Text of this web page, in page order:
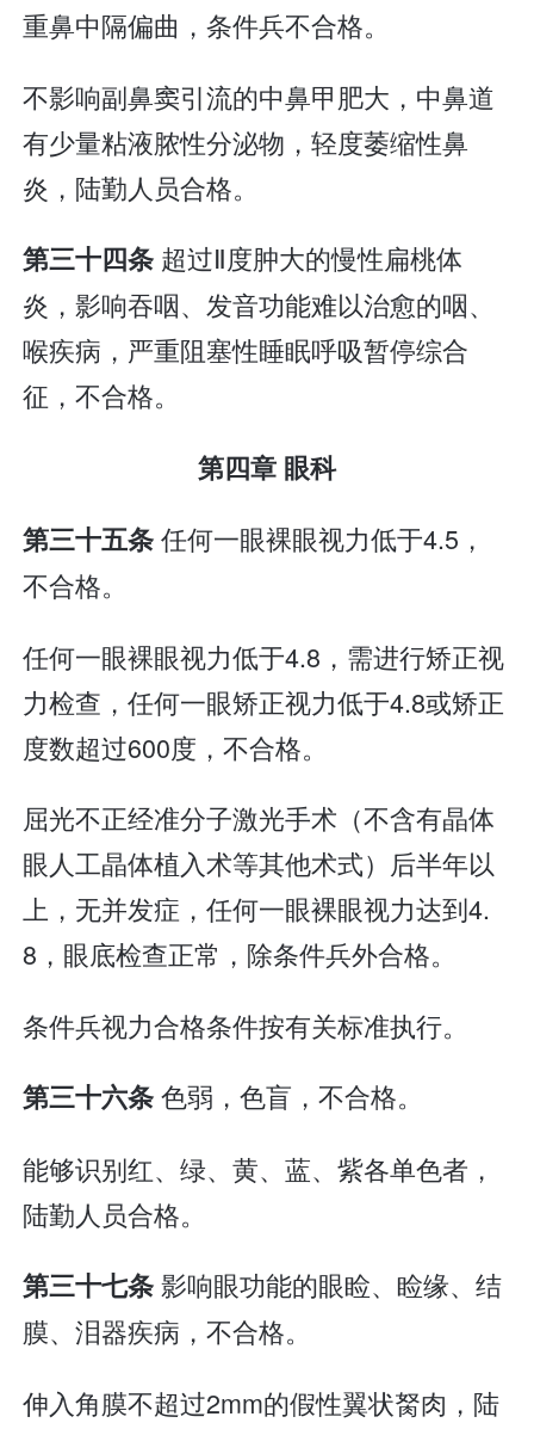
重鼻中隔偏曲，条件兵不合格。
不影响副鼻窦引流的中鼻甲肥大，中鼻道
有少量粘液脓性分泌物，轻度萎缩性鼻
炎，陆勤人员合格。
第三十四条 超过Ⅱ度肿大的慢性扁桃体
炎，影响吞咽、发音功能难以治愈的咽、
喉疾病，严重阻塞性睡眠呼吸暂停综合
征，不合格。
第四章 眼科
第三十五条任何一眼裸眼视力低于4.5，
不合格。
任何一眼裸眼视力低于4.8，需进行矫正视
力检查，任何一眼矫正视力低于4.8或矫正
度数超过600度，不合格。
屈光不正经准分子激光手术（不含有晶体
眼人工晶体植入术等其他术式）后半年以
上，无并发症，任何一眼裸眼视力达到4.
8，眼底检查正常，除条件兵外合格。
条件兵视力合格条件按有关标准执行。
第三十六条色弱，色盲，不合格。
能够识别红、绿、黄、蓝、紫各单色者，
陆勤人员合格。
第三十七条影响眼功能的眼睑、睑缘、结
膜、泪器疾病，不合格。
伸入角膜不超过2mm的假性翼状胬肉，陆